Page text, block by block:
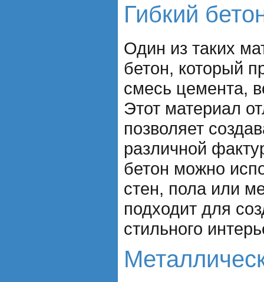
Гибкий
Один из таких
бетон, который
смесь цемента,
Этот материал
позволяет
различной
бетон можно
стен, пола или
подходит для
стильного